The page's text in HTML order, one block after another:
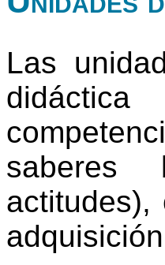
Las
saberes
actitudes),